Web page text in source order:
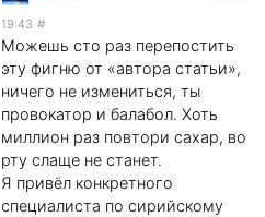
19:43 #
Можешь сто раз перепостить
эту фигню от «автора статьи»,
ничего не измениться, ты
провокатор и балабол. Хоть
миллион раз повтори сахар, во
рту слаще не станет.
Я привёл конкретного
специалиста по сирийскому